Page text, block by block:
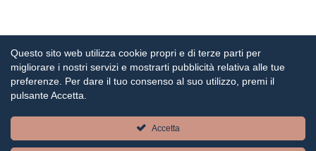
Ci occupiamo di diritto civile, di famiglia e penale con
anni di esperienza in materia.
Questo sito web utilizza cookie propri e di terze parti per
migliorare i nostri servizi e mostrarti pubblicità relativa alle tue
preferenze. Per dare il tuo consenso al suo utilizzo, premi il
pulsante Accetta.
Accetta